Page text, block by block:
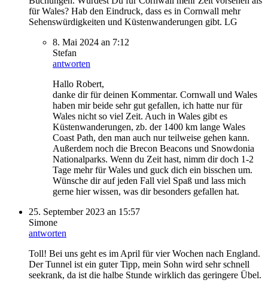
für Wales? Hab den Eindruck, dass es in Cornwall mehr
Sehenswürdigkeiten und Küstenwanderungen gibt. LG
8. Mai 2024 an 7:12
Stefan
antworten
Hallo Robert,
danke dir für deinen Kommentar. Cornwall und Wales
haben mir beide sehr gut gefallen, ich hatte nur für
Wales nicht so viel Zeit. Auch in Wales gibt es
Küstenwanderungen, zb. der 1400 km lange Wales
Coast Path, den man auch nur teilweise gehen kann.
Außerdem noch die Brecon Beacons und Snowdonia
Nationalparks. Wenn du Zeit hast, nimm dir doch 1-2
Tage mehr für Wales und guck dich ein bisschen um.
Wünsche dir auf jeden Fall viel Spaß und lass mich
gerne hier wissen, was dir besonders gefallen hat.
25. September 2023 an 15:57
Simone
antworten
Toll! Bei uns geht es im April für vier Wochen nach England.
Der Tunnel ist ein guter Tipp, mein Sohn wird sehr schnell
seekrank, da ist die halbe Stunde wirklich das geringere Übel.